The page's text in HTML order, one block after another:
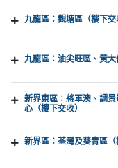
九龍區：觀塘區（樓下交
九龍區：油尖旺區、黃大
新界東區：將軍澳、調
心（樓下交收）
新界區：荃灣及葵青區（